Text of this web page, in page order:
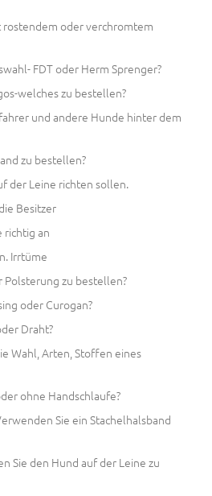
oder verchromtem
FDT oder Herm Sprenger?
welches zu bestellen?
und andere Hunde hinter dem
zu bestellen?
der Leine richten sollen.
Besitzer
richtig an
Irrtüme
zu bestellen?
oder Curogan?
Draht?
Wahl, Arten, Stoffen eines
ohne Handschlaufe?
Sie ein Stachelhalsband
Sie den Hund auf der Leine zu